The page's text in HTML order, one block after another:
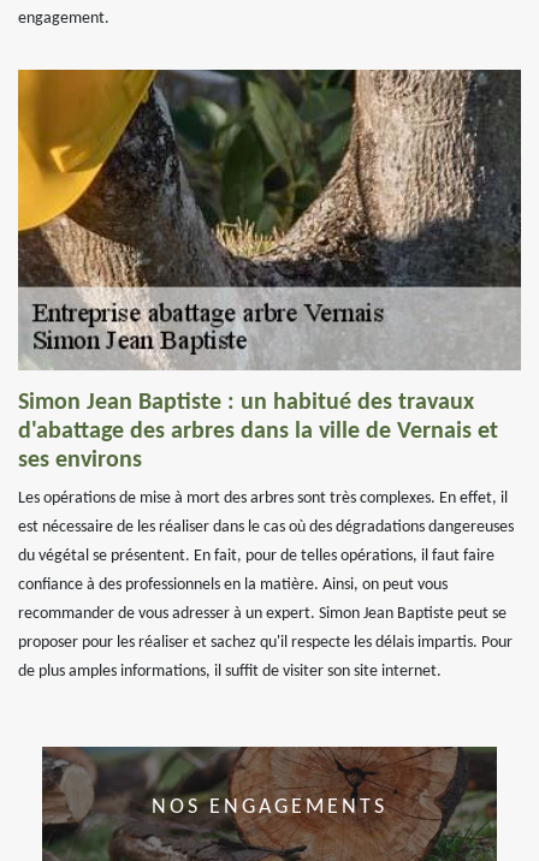
engagement.
Simon Jean Baptiste : un habitué des travaux
d'abattage des arbres dans la ville de Vernais et
ses environs
Les opérations de mise à mort des arbres sont très complexes. En effet, il
est nécessaire de les réaliser dans le cas où des dégradations dangereuses
du végétal se présentent. En fait, pour de telles opérations, il faut faire
confiance à des professionnels en la matière. Ainsi, on peut vous
recommander de vous adresser à un expert. Simon Jean Baptiste peut se
proposer pour les réaliser et sachez qu'il respecte les délais impartis. Pour
de plus amples informations, il suffit de visiter son site internet.
NOS ENGAGEMENTS